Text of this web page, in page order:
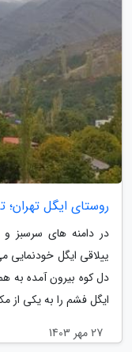
روستای ایگل تهران؛
در دامنه های سرسبز
ییلاقی ایگل خودنمایی
دل کوه بیرون آمده به
ایگل فشم را به یکی از
27 مهر 1403